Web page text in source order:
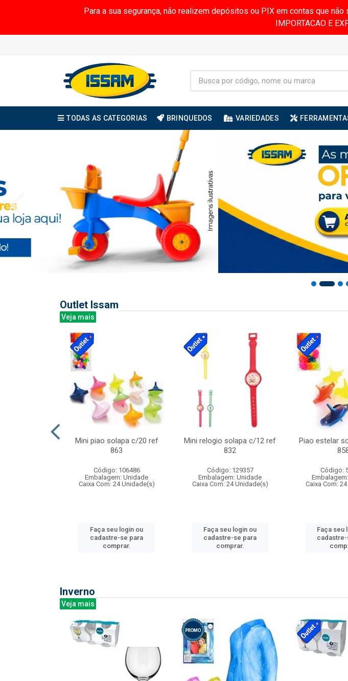
Para a sua segurança, não realizem depósitos ou PIX em contas que
IMPORTACAO E
TODAS AS CATEGORIAS BRINQUEDOS VARIEDADES
Outlet Issam
Veja mais
Mini piao solapa c/20 ref
863
Código: 106486
Embalagem: Unidade
Caixa Com: 24 Unidade(s)
Faça seu login ou
cadastre-se para
comprar.
Mini relogio solapa c/12 ref
832
Código: 129357
Embalagem: Unidade
Caixa Com: 24 Unidade(s)
Faça seu login ou
cadastre-se para
comprar.
Piao estelar
Código:
Caixa Com:
Faça seu
Inverno
Veja mais